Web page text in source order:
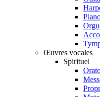
Œuvres vocales
Spirituel